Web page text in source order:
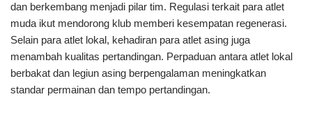
dan berkembang menjadi pilar tim. Regulasi terkait para atlet
muda ikut mendorong klub memberi kesempatan regenerasi.
Selain para atlet lokal, kehadiran para atlet asing juga
menambah kualitas pertandingan. Perpaduan antara atlet lokal
berbakat dan legiun asing berpengalaman meningkatkan
standar permainan dan tempo pertandingan.